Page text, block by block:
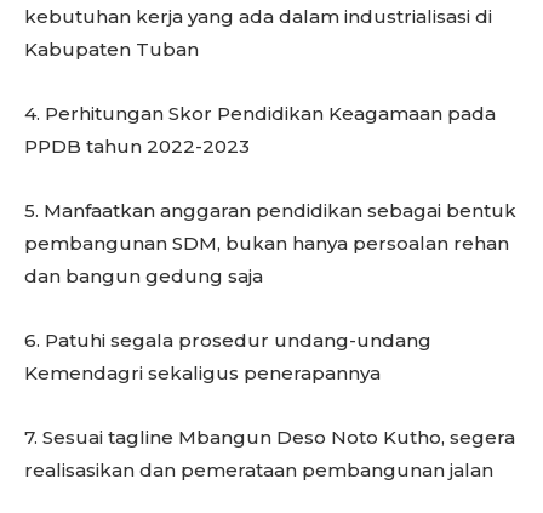
kebutuhan kerja yang ada dalam industrialisasi di
Kabupaten Tuban
4. Perhitungan Skor Pendidikan Keagamaan pada
PPDB tahun 2022-2023
5. Manfaatkan anggaran pendidikan sebagai bentuk
pembangunan SDM, bukan hanya persoalan rehan
dan bangun gedung saja
6. Patuhi segala prosedur undang-undang
Kemendagri sekaligus penerapannya
7. Sesuai tagline Mbangun Deso Noto Kutho, segera
realisasikan dan pemerataan pembangunan jalan